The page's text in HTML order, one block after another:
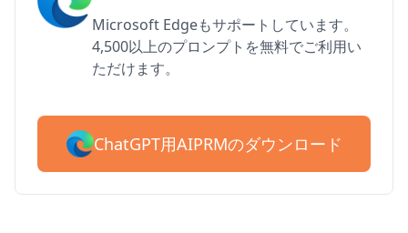
Microsoft Edgeもサポートしています。
4,500以上のプロンプトを無料でご利用い
ただけます。
ChatGPT用AIPRMのダウンロード